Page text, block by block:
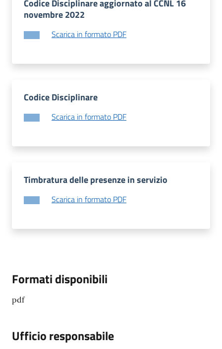
Codice Disciplinare aggiornato al CCNL 16
novembre 2022
Scarica in formato PDF
Codice Disciplinare
Scarica in formato PDF
Timbratura delle presenze in servizio
Scarica in formato PDF
Formati disponibili
pdf
Ufficio responsabile